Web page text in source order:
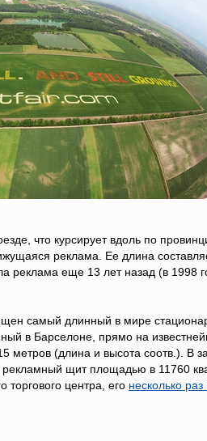
что курсирует вдоль по
реклама. Ее длина
реклама еще 13 лет назад (в 1998
самый длинный в мире
в Барселоне, прямо на
метров (длина и высота соотв.). В
щит площадью в 11760
торгового центра, его несколько